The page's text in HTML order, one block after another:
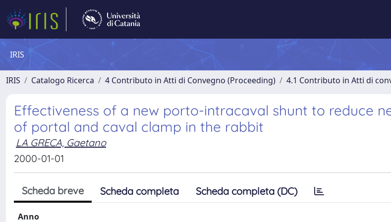
IRIS
IRIS Catalogo Ricerca 4 Contributo in Atti di Convegno (Proceeding) 4.1 Contributo in Atti di
Effectiveness of a new porto-intracaval shunt to reduce
of portal and caval clamp in the rabbit
LA GRECA, Gaetano
2000-01-01
Scheda breve Scheda completa Scheda completa (DC)
Anno